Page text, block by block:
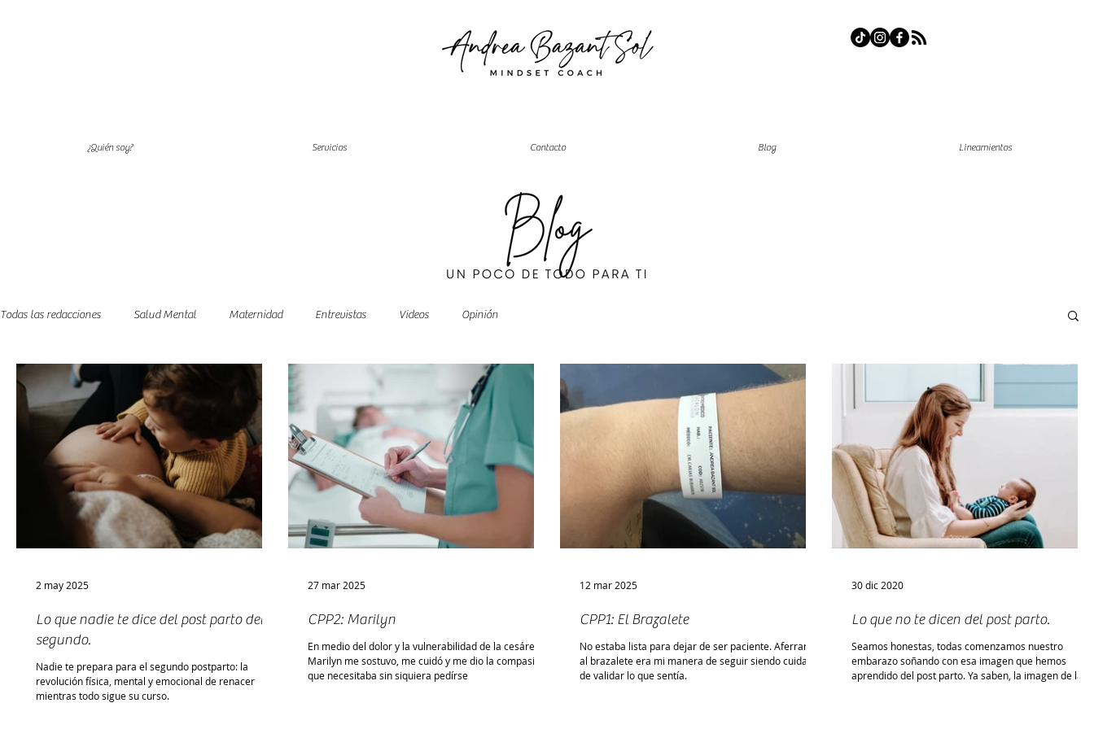
¿Quién soy? Servicios Contacto Blog Lineamientos
Todas las redacciones Salud Mental Maternidad Entrevistas Videos Opinión
Lo que nadie te dice del post parto del
segundo.
Nadie te prepara para el segundo postparto: la
revolución física, mental y emocional de renacer
mientras todo sigue su curso.
2 may 2025
CPP2: Marilyn
En medio del dolor y la vulnerabilidad de la cesárea,
Marilyn me sostuvo, me cuidó y me dio la compasión
que necesitaba sin siquiera pedírse
27 mar 2025
CPP1: El Brazalete
No estaba lista para dejar de ser paciente. Aferrarme
al brazalete era mi manera de seguir siendo cuidada,
de validar lo que sentía.
12 mar 2025
Lo que no te dicen del post parto.
Seamos honestas, todas comenzamos nuestro
embarazo soñando con esa imagen que hemos
aprendido del post parto. Ya saben, la imagen de la ...
30 dic 2020